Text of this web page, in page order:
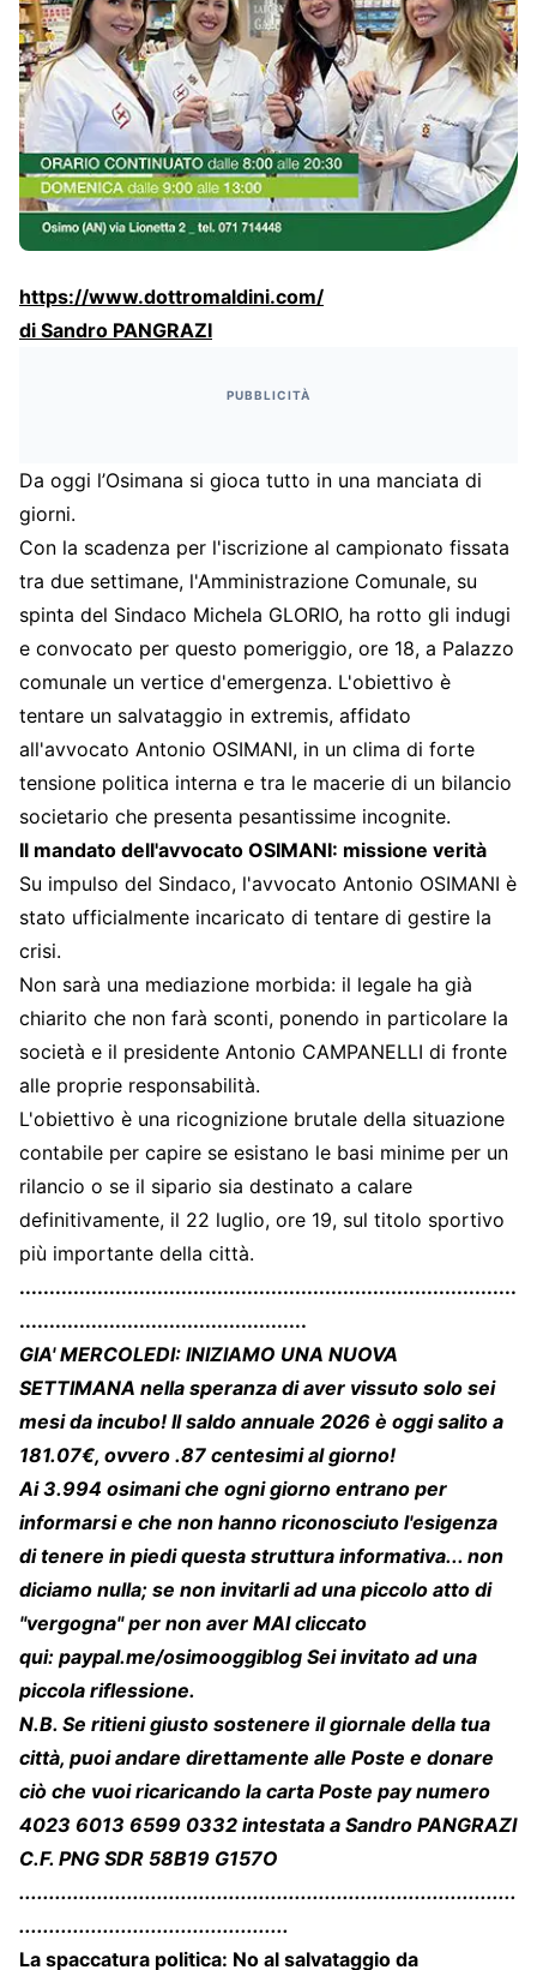
https://www.dottromaldini.com/
di Sandro PANGRAZI
PUBBLICITÀ
Da oggi l’Osimana si gioca tutto in una manciata di
giorni.
Con la scadenza per l'iscrizione al campionato fissata
tra due settimane, l'Amministrazione Comunale, su
spinta del Sindaco Michela GLORIO, ha rotto gli indugi
e convocato per questo pomeriggio, ore 18, a Palazzo
comunale un vertice d'emergenza. L'obiettivo è
tentare un salvataggio in extremis, affidato
all'avvocato Antonio OSIMANI, in un clima di forte
tensione politica interna e tra le macerie di un bilancio
societario che presenta pesantissime incognite.
Il mandato dell'avvocato OSIMANI: missione verità
Su impulso del Sindaco, l'avvocato Antonio OSIMANI è
stato ufficialmente incaricato di tentare di gestire la
crisi.
Non sarà una mediazione morbida: il legale ha già
chiarito che non farà sconti, ponendo in particolare la
società e il presidente Antonio CAMPANELLI di fronte
alle proprie responsabilità.
L'obiettivo è una ricognizione brutale della situazione
contabile per capire se esistano le basi minime per un
rilancio o se il sipario sia destinato a calare
definitivamente, il 22 luglio, ore 19, sul titolo sportivo
più importante della città.
...................................................................................
................................................
GIA' MERCOLEDI: INIZIAMO UNA NUOVA
SETTIMANA nella speranza di aver vissuto solo sei
mesi da incubo! Il saldo annuale 2026 è oggi salito a
181.07€, ovvero .87 centesimi al giorno!
Ai 3.994 osimani che ogni giorno entrano per
informarsi e che non hanno riconosciuto l'esigenza
di tenere in piedi questa struttura informativa... non
diciamo nulla; se non invitarli ad una piccolo atto di
"vergogna" per non aver MAI cliccato
qui: paypal.me/osimooggiblog Sei invitato ad una
piccola riflessione.
N.B. Se ritieni giusto sostenere il giornale della tua
città, puoi andare direttamente alle Poste e donare
ciò che vuoi ricaricando la carta Poste pay numero
4023 6013 6599 0332 intestata a Sandro PANGRAZI
C.F. PNG SDR 58B19 G157O
...................................................................................
.............................................
La spaccatura politica: No al salvataggio da